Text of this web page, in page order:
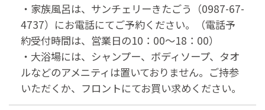
・家族風呂は、サンチェリーきたごう（0987-67-
4737）にお電話にてご予約ください。（電話予
約受付時間は、営業日の10：00～18：00）
・大浴場には、シャンプー、ボディソープ、タオ
ルなどのアメニティは置いておりません。ご持参
いただくか、フロントにてお買い求めください。